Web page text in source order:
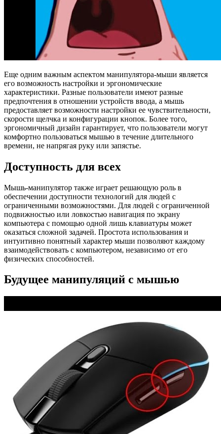
Еще одним важным аспектом манипулятора-мыши является
его возможность настройки и эргономические
характеристики. Разные пользователи имеют разные
предпочтения в отношении устройств ввода, а мышь
предоставляет возможности настройки ее чувствительности,
скорости щелчка и конфигурации кнопок. Более того,
эргономичный дизайн гарантирует, что пользователи могут
комфортно пользоваться мышью в течение длительного
времени, не напрягая руку или запястье.
Доступность для всех
Мышь-манипулятор также играет решающую роль в
обеспечении доступности технологий для людей с
ограниченными возможностями. Для людей с ограниченной
подвижностью или ловкостью навигация по экрану
компьютера с помощью одной лишь клавиатуры может
оказаться сложной задачей. Простота использования и
интуитивно понятный характер мыши позволяют каждому
взаимодействовать с компьютером, независимо от его
физических способностей.
Будущее манипуляций с мышью